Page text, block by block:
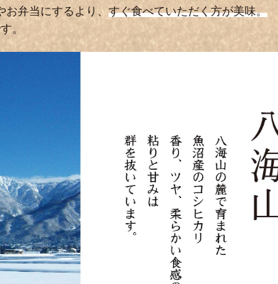
弁当にするより、 すぐ食べていただく方が美味。
。